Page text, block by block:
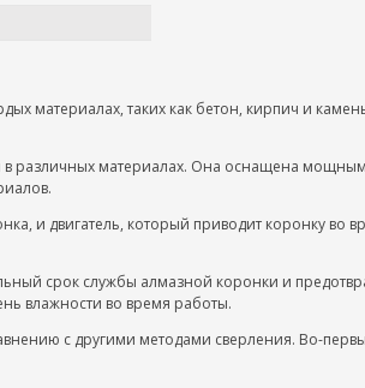
материалах, таких как бетон, кирпич и
в различных материалах. Она оснащена
и двигатель, который приводит коронку во
срок службы алмазной коронки и
влажности во время работы.
с другими методами сверления. Во-